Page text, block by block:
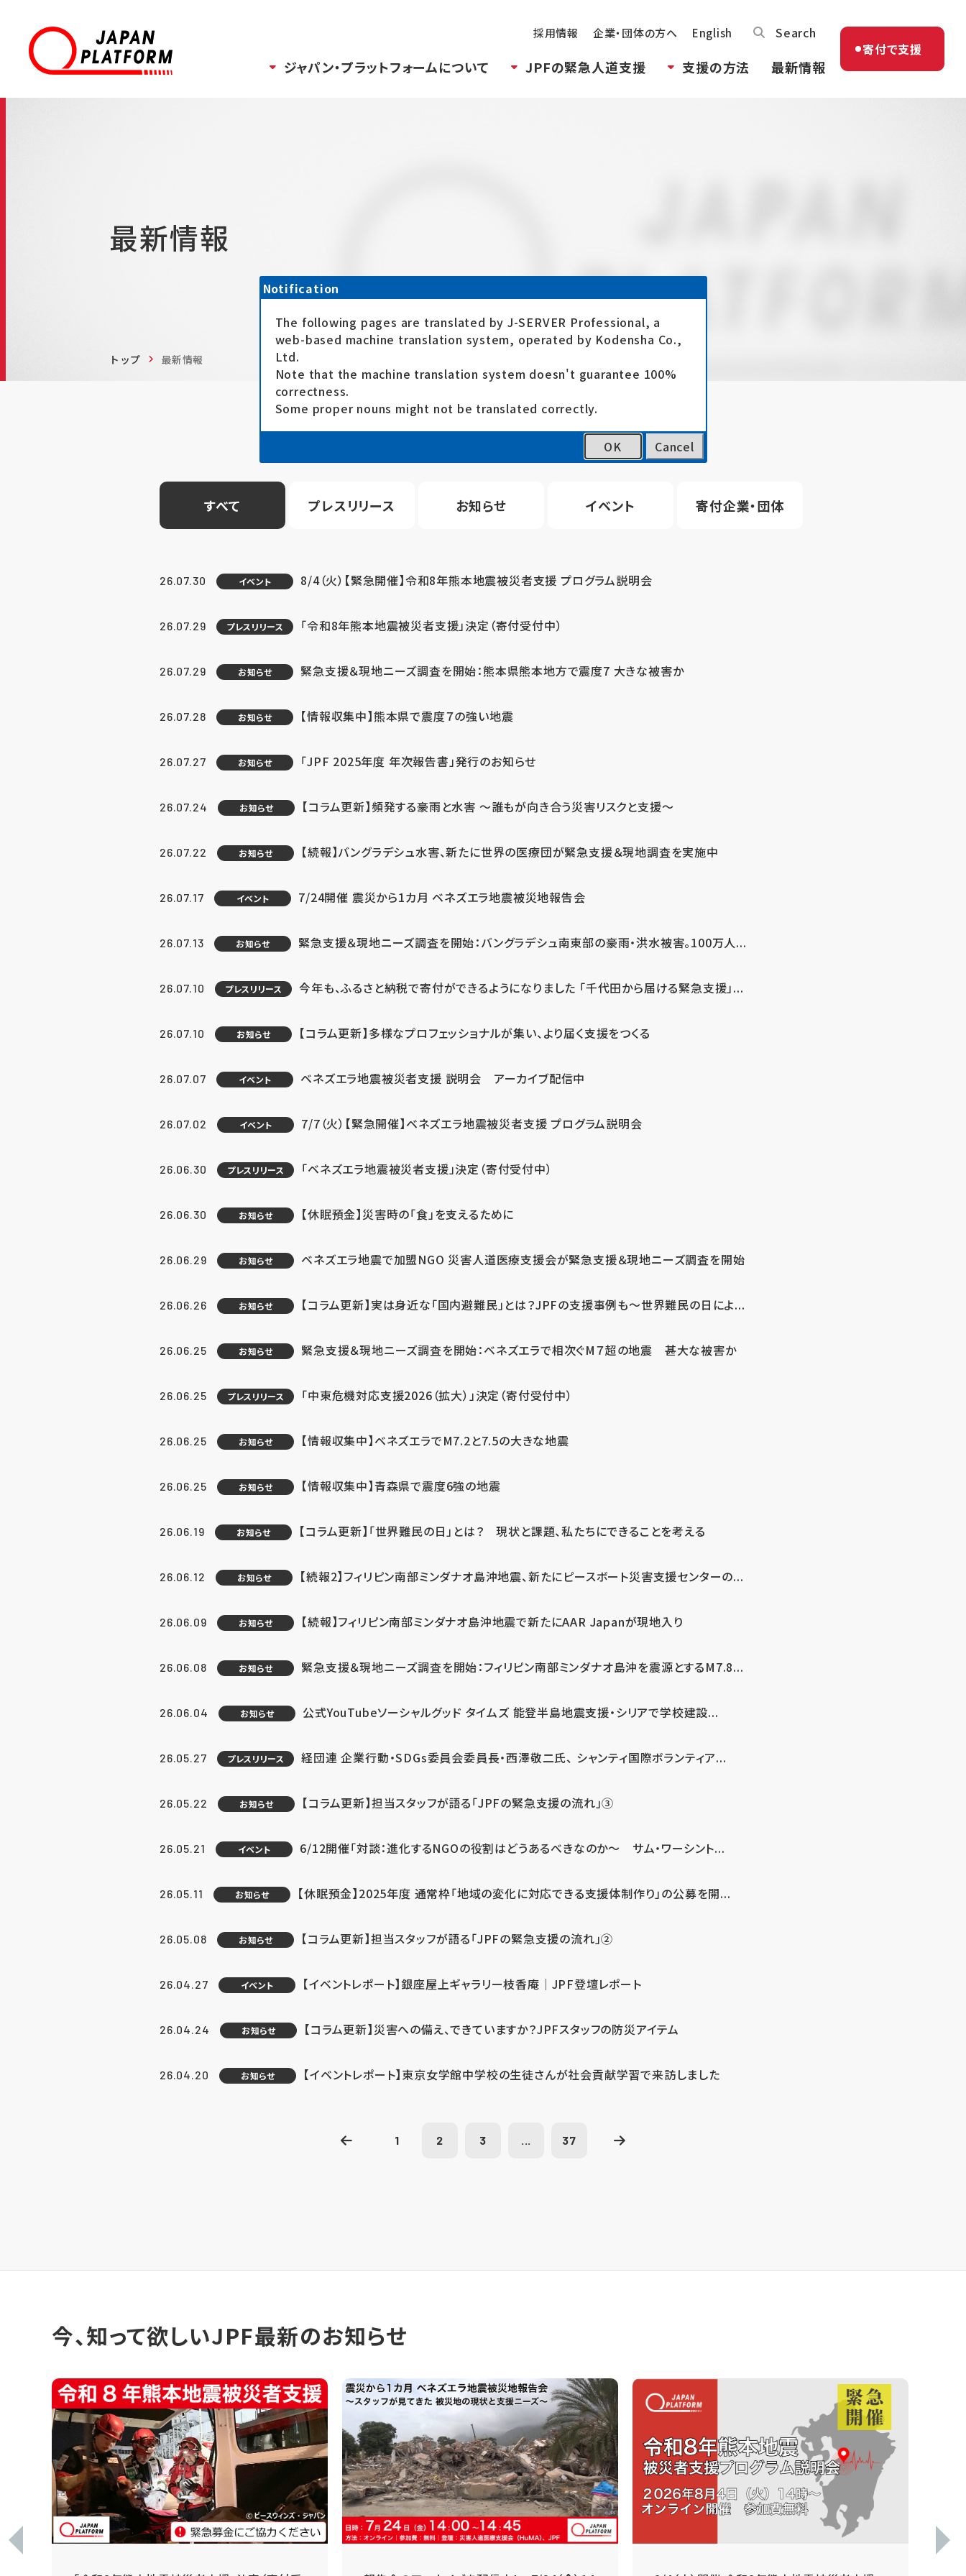
採用情報 企業・団体の方へ English Search
ジャパン・プラットフォームについて JPFの緊急人道支援 支援の方法 最新情報
寄付で支援
最新情報
トップ 最新情報
すべて プレスリリース お知らせ イベント 寄付企業・団体
26.07.30 イベント 8/4（火）【緊急開催】令和8年熊本地震被災者支援 プログラム説明会
26.07.29 プレスリリース 「令和8年熊本地震被災者支援」決定（寄付受付中）
26.07.29 お知らせ 緊急支援＆現地ニーズ調査を開始：熊本県熊本地方で震度7 大きな被害か
26.07.28 お知らせ 【情報収集中】熊本県で震度７の強い地震
26.07.27 お知らせ 「JPF 2025年度 年次報告書」発行のお知らせ
26.07.24 お知らせ 【コラム更新】頻発する豪雨と水害 ～誰もが向き合う災害リスクと支援～
26.07.22 お知らせ 【続報】バングラデシュ水害、新たに世界の医療団が緊急支援＆現地調査を実施中
26.07.17 イベント 7/24開催 震災から1カ月 ベネズエラ地震被災地報告会
26.07.13 お知らせ 緊急支援＆現地ニーズ調査を開始：バングラデシュ南東部の豪雨・洪水被害。100万人...
26.07.10 プレスリリース 今年も、ふるさと納税で寄付ができるようになりました 「千代田から届ける緊急支援」...
26.07.10 お知らせ 【コラム更新】多様なプロフェッショナルが集い、より届く支援をつくる
26.07.07 イベント ベネズエラ地震被災者支援 説明会 アーカイブ配信中
26.07.02 イベント 7/7（火）【緊急開催】ベネズエラ地震被災者支援 プログラム説明会
26.06.30 プレスリリース 「ベネズエラ地震被災者支援」決定（寄付受付中）
26.06.30 お知らせ 【休眠預金】災害時の「食」を支えるために
26.06.29 お知らせ ベネズエラ地震で加盟NGO 災害人道医療支援会が緊急支援＆現地ニーズ調査を開始
26.06.26 お知らせ 【コラム更新】実は身近な「国内避難民」とは？JPFの支援事例も～世界難民の日によ...
26.06.25 お知らせ 緊急支援＆現地ニーズ調査を開始：ベネズエラで相次ぐM７超の地震 甚大な被害か
26.06.25 プレスリリース 「中東危機対応支援2026（拡大）」決定（寄付受付中）
26.06.25 お知らせ 【情報収集中】ベネズエラでM7.2と7.5の大きな地震
26.06.25 お知らせ 【情報収集中】青森県で震度6強の地震
26.06.19 お知らせ 【コラム更新】「世界難民の日」とは？ 現状と課題、私たちにできることを考える
26.06.12 お知らせ 【続報2】フィリピン南部ミンダナオ島沖地震、新たにピースボート災害支援センターの...
26.06.09 お知らせ 【続報】フィリピン南部ミンダナオ島沖地震で新たにAAR Japanが現地入り
26.06.08 お知らせ 緊急支援＆現地ニーズ調査を開始：フィリピン南部ミンダナオ島沖を震源とするM7.8...
26.06.04 お知らせ 公式YouTubeソーシャルグッド タイムズ 能登半島地震支援・シリアで学校建設...
26.05.27 プレスリリース 経団連 企業行動・SDGs委員会委員長・西澤敬二氏、 シャンティ国際ボランティア...
26.05.22 お知らせ 【コラム更新】担当スタッフが語る「JPFの緊急支援の流れ」③
26.05.21 イベント 6/12開催「対談：進化するNGOの役割はどうあるべきなのか～ サム・ワーシント...
26.05.11 お知らせ 【休眠預金】2025年度 通常枠「地域の変化に対応できる支援体制作り」の公募を開...
26.05.08 お知らせ 【コラム更新】担当スタッフが語る「JPFの緊急支援の流れ」②
26.04.27 イベント 【イベントレポート】銀座屋上ギャラリー枝香庵｜JPF登壇レポート
26.04.24 お知らせ 【コラム更新】災害への備え、できていますか？JPFスタッフの防災アイテム
26.04.20 お知らせ 【イベントレポート】東京女学館中学校の生徒さんが社会貢献学習で来訪しました
1 2 3 ... 37
今、知って欲しいJPF最新のお知らせ
Notification
The following pages are translated by J-SERVER Professional, a
web-based machine translation system, operated by Kodensha Co.,
Ltd.
Note that the machine translation system doesn't guarantee 100%
correctness.
Some proper nouns might not be translated correctly.
OK Cancel